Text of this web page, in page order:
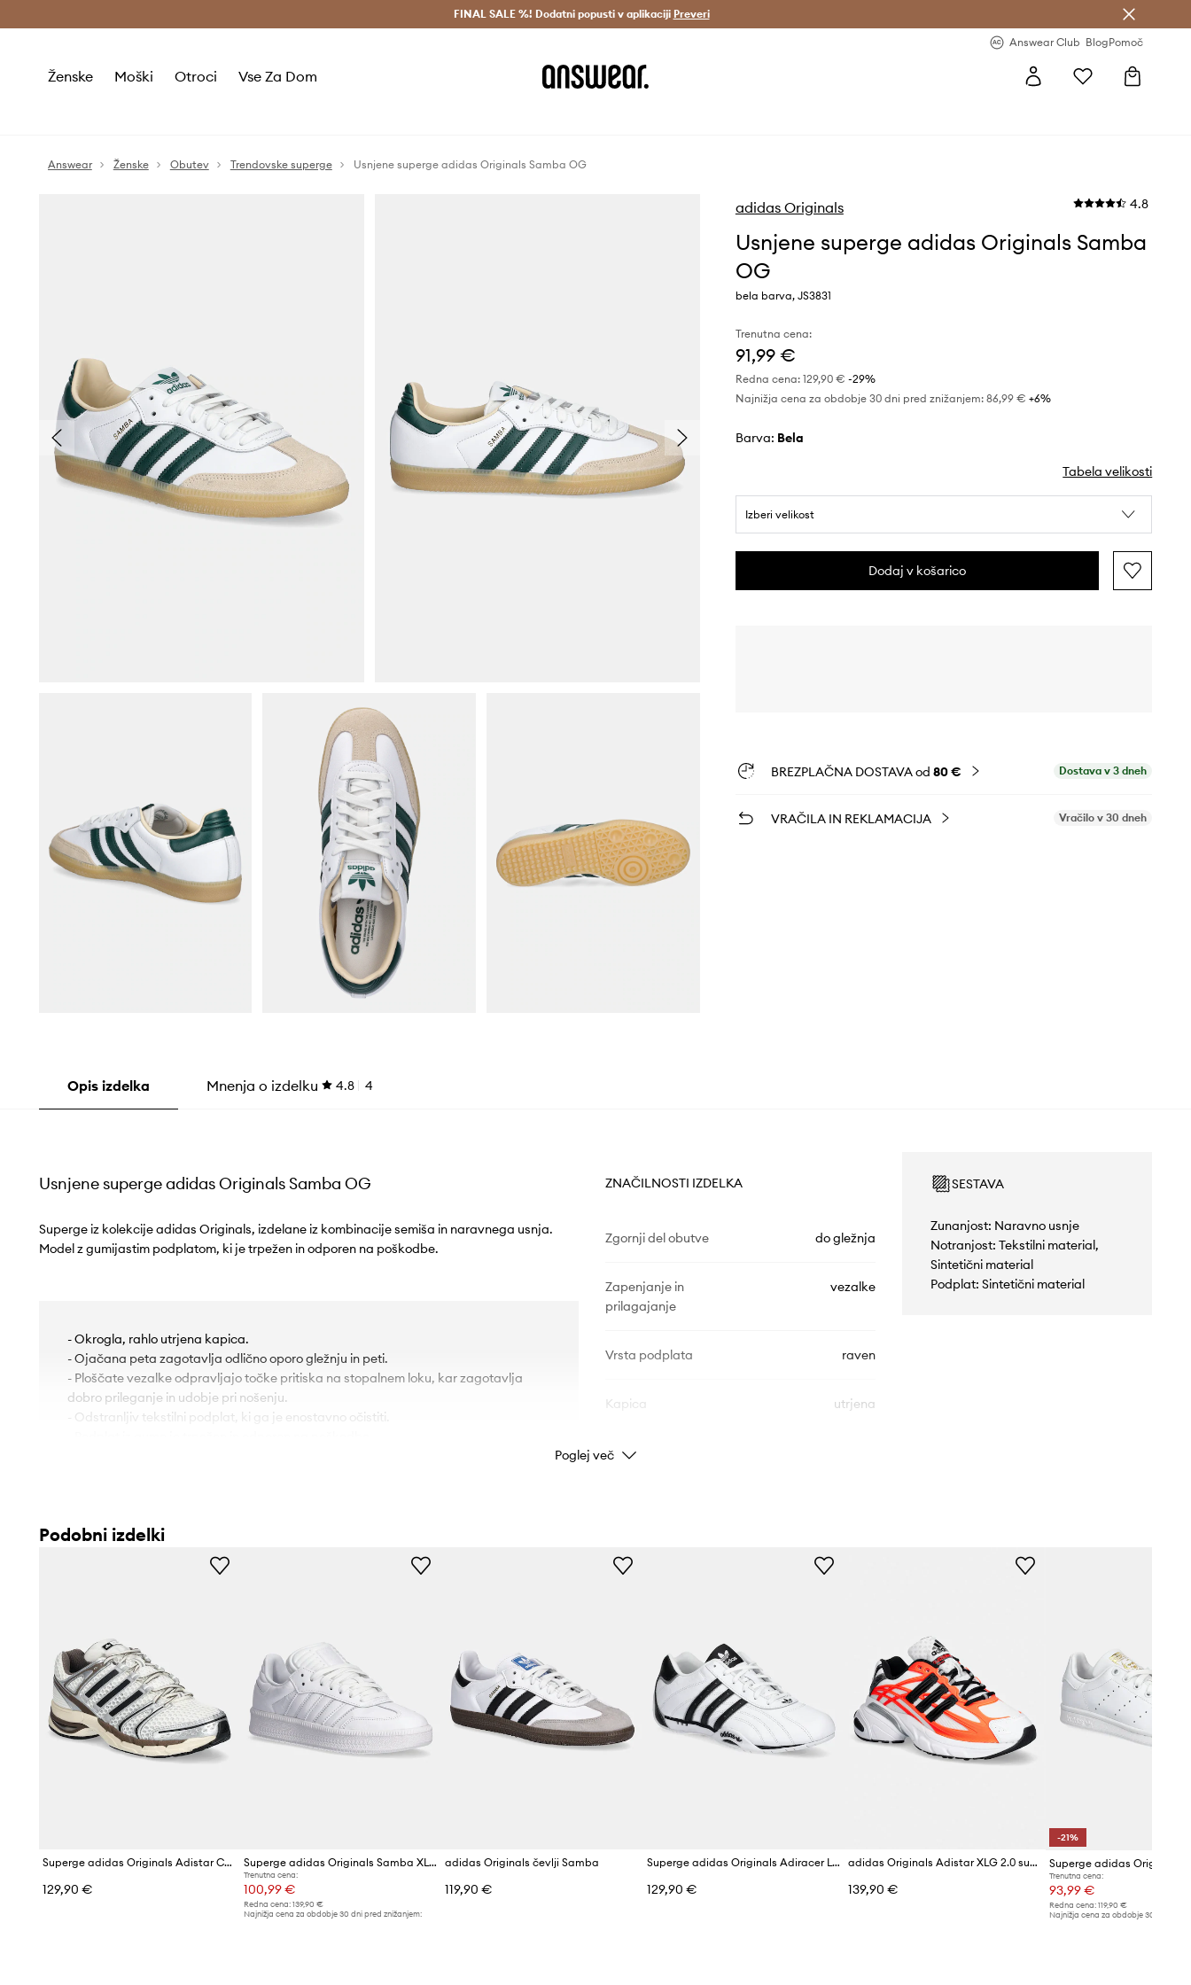
Dostava v 3 dneh > Prihrani z vpisom v Answear Club >
FINAL SALE %! Dodatni popusti v aplikaciji Preveri
Answear Club BlogPomoč
Ženske Moški Otroci Vse Za Dom
Answear Ženske Obutev Trendovske superge Usnjene superge adidas Originals Samba OG
adidas Originals 4.8
Usnjene superge adidas Originals Samba
OG
bela barva, JS3831
Trenutna cena:
91,99 €
Redna cena: 129,90 € -29%
Najnižja cena za obdobje 30 dni pred znižanjem: 86,99 € +6%
Barva: bela
Tabela velikosti
Izberi velikost
Dodaj v košarico
BREZPLAČNA DOSTAVA od 80 € Dostava v 3 dneh
VRAČILA IN REKLAMACIJA Vračilo v 30 dneh
Opis izdelka Mnenja o izdelku 4.8 4
Usnjene superge adidas Originals Samba OG
Superge iz kolekcije adidas Originals, izdelane iz kombinacije semiša in naravnega usnja.
Model z gumijastim podplatom, ki je trpežen in odporen na poškodbe.
- Okrogla, rahlo utrjena kapica.
- Ojačana peta zagotavlja odlično oporo gležnju in peti.
- Ploščate vezalke odpravljajo točke pritiska na stopalnem loku, kar zagotavlja
dobro prileganje in udobje pri nošenju.
- Odstranljiv tekstilni podplat, ki ga je enostavno očistiti.
ZNAČILNOSTI IZDELKA
Zgornji del obutve do gležnja
Zapenjanje in
prilagajanje
vezalke
Vrsta podplata raven
Kapica utrjena
Barva
Proizvajalec
ID izdelka
SESTAVA
Zunanjost: Naravno usnje
Notranjost: Tekstilni material,
Sintetični material
Podplat: Sintetični material
Poglej več
Podobni izdelki
Superge adidas Originals Adistar Control 5
129,90 €
Superge adidas Originals Samba XLG
Trenutna cena:
100,99 €
Redna cena:139,90 €
Najnižja cena za obdobje 30 dni pred znižanjem:
adidas Originals čevlji Samba
119,90 €
Superge adidas Originals Adiracer LO
129,90 €
adidas Originals Adistar XLG 2.0 superge
139,90 €
-21%
Superge adidas Originals
Trenutna cena:
93,99 €
Redna cena: 119,90 €
Najnižja cena za obdobje 30 dni pred